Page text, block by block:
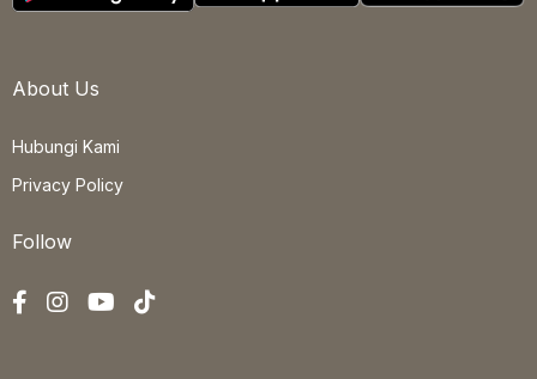
About Us
Hubungi Kami
Privacy Policy
Follow